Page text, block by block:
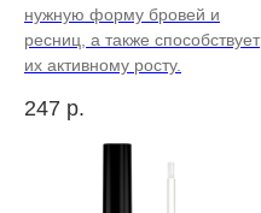
нужную форму бровей и
ресниц, а также способствует
их активному росту.
247 р.